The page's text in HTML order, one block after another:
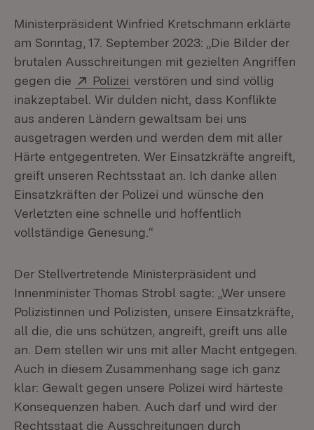
Ministerpräsident Winfried Kretschmann erklärte
am Sonntag, 17. September 2023: „Die Bilder der
brutalen Ausschreitungen mit gezielten Angriffen
gegen die
Extern:
Polizei (Öffnet in neuem Fenster)
verstören und sind völlig
inakzeptabel. Wir dulden nicht, dass Konflikte
aus anderen Ländern gewaltsam bei uns
ausgetragen werden und werden dem mit aller
Härte entgegentreten. Wer Einsatzkräfte angreift,
greift unseren Rechtsstaat an. Ich danke allen
Einsatzkräften der Polizei und wünsche den
Verletzten eine schnelle und hoffentlich
vollständige Genesung.“
Der Stellvertretende Ministerpräsident und
Innenminister Thomas Strobl sagte: „Wer unsere
Polizistinnen und Polizisten, unsere Einsatzkräfte,
all die, die uns schützen, angreift, greift uns alle
an. Dem stellen wir uns mit aller Macht entgegen.
Auch in diesem Zusammenhang sage ich ganz
klar: Gewalt gegen unsere Polizei wird härteste
Konsequenzen haben. Auch darf und wird der
Rechtsstaat die Ausschreitungen durch